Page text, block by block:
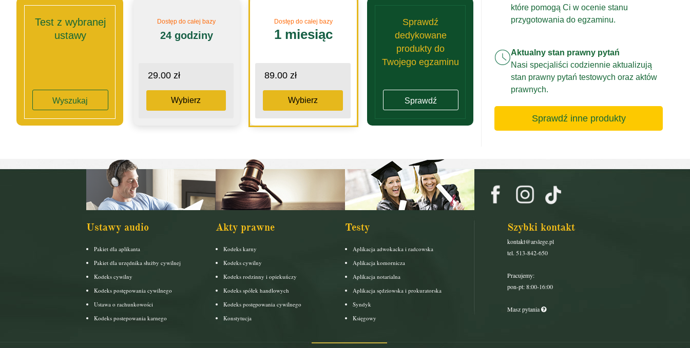
Test z wybranej
ustawy
Wyszukaj
Dostęp do całej bazy
24 godziny
29.00 zł
Wybierz
Dostęp do całej bazy
1 miesiąc
89.00 zł
Wybierz
Sprawdź
dedykowane
produkty do
Twojego egzaminu
Sprawdź
które pomogą Ci w ocenie stanu
przygotowania do egzaminu.
Aktualny stan prawny pytań
Nasi specjaliści codziennie aktualizują
stan prawny pytań testowych oraz aktów
prawnych.
Sprawdź inne produkty
Ustawy audio
Pakiet dla aplikanta
Pakiet dla urzędnika służby cywilnej
Kodeks cywilny
Kodeks postępowania cywilnego
Ustawa o rachunkowości
Kodeks postepowania karnego
Akty prawne
Kodeks karny
Kodeks cywilny
Kodeks rodzinny i opiekuńczy
Kodeks spółek handlowych
Kodeks postępowania cywilnego
Konstytucja
Testy
Aplikacja adwokacka i radcowska
Aplikacja komornicza
Aplikacja notarialna
Aplikacja sędziowska i prokuratorska
Syndyk
Księgowy
Szybki kontakt
kontakt@arslege.pl
tel. 513-842-650
Pracujemy:
pon-pt: 8:00-16:00
Masz pytania